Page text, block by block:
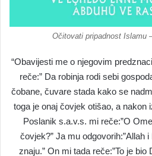
Očitovati pripadnost Islamu
“Obavijesti me o njegovim
reče:” Da robinja rodi sebi
čobane, čuvare stada kako se
toga je onaj čovjek otišao, a nakon
Poslanik s.a.v.s. mi reče:”O
čovjek?” Ja mu odgovorih:”Allah
znaju.” On mi tada reče:”To je